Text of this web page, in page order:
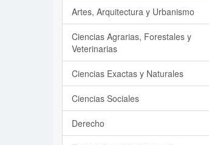
Artes, Arquitectura y Urbanismo
Ciencias Agrarias, Forestales y
Veterinarias
Ciencias Exactas y Naturales
Ciencias Sociales
Derecho